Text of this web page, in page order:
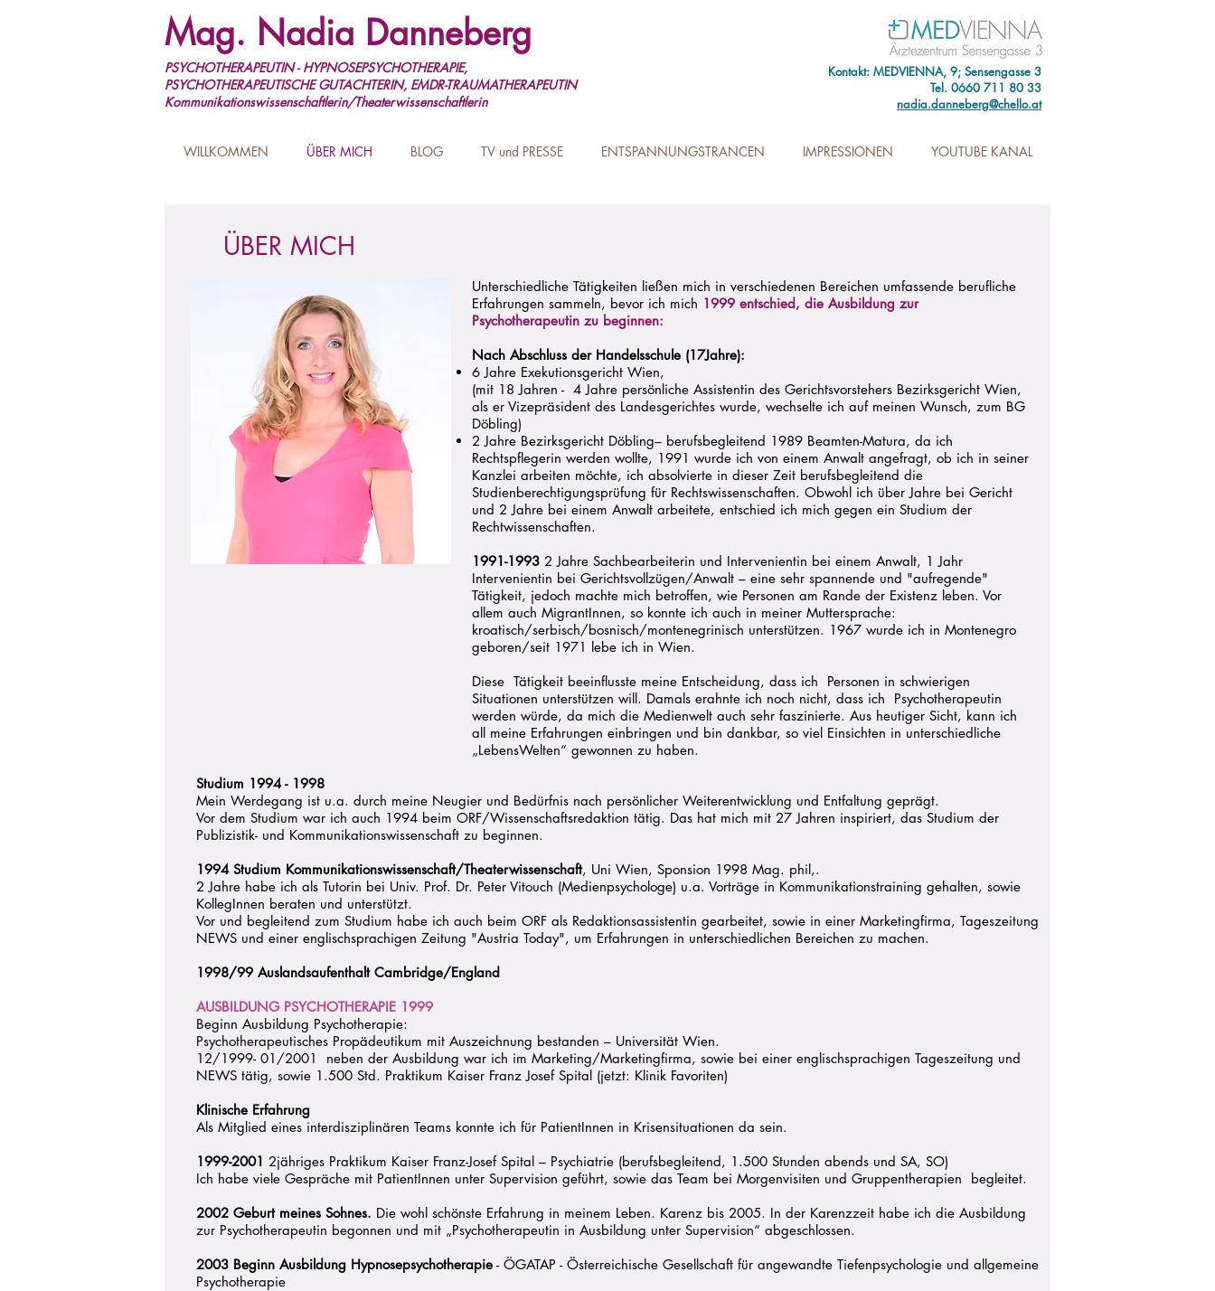
Mag. Nadia Danneberg
PSYCHOTHERAPEUTIN - HYPNOSEPSYCHOTHERAPIE,
PSYCHOTHERAPEUTISCHE GUTACHTERIN, EMDR-TRAUMATHERAPEUTIN
Kommunikationswissenschaftlerin/Theaterwissenschaftlerin
Kontakt: MEDVIENNA, 9; Sensengasse 3
Tel. 0660 711 80 33
nadia.danneberg@chello.at
WILLKOMMEN ÜBER MICH BLOG TV und PRESSE ENTSPANNUNGSTRANCEN IMPRESSIONEN YOUTUBE KANAL
ÜBER MICH
Unterschiedliche Tätigkeiten ließen mich in verschiedenen Bereichen umfassende berufliche
Erfahrungen sammeln, bevor ich mich 1999 entschied, die Ausbildung zur
Psychotherapeutin zu beginnen:
Nach Abschluss der Handelsschule (17Jahre):
6 Jahre Exekutionsgericht Wien,
(mit 18 Jahren - 4 Jahre persönliche Assistentin des Gerichtsvorstehers Bezirksgericht Wien,
als er Vizepräsident des Landesgerichtes wurde, wechselte ich auf meinen Wunsch, zum BG
Döbling)
2 Jahre Bezirksgericht Döbling– berufsbegleitend 1989 Beamten-Matura, da ich
Rechtspflegerin werden wollte, 1991 wurde ich von einem Anwalt angefragt, ob ich in seiner
Kanzlei arbeiten möchte, ich absolvierte in dieser Zeit berufsbegleitend die
Studienberechtigungsprüfung für Rechtswissenschaften. Obwohl ich über Jahre bei Gericht
und 2 Jahre bei einem Anwalt arbeitete, entschied ich mich gegen ein Studium der
Rechtwissenschaften.
1991-1993 2 Jahre Sachbearbeiterin und Intervenientin bei einem Anwalt, 1 Jahr
Intervenientin bei Gerichtsvollzügen/Anwalt – eine sehr spannende und "aufregende"
Tätigkeit, jedoch machte mich betroffen, wie Personen am Rande der Existenz leben. Vor
allem auch MigrantInnen, so konnte ich auch in meiner Muttersprache:
kroatisch/serbisch/bosnisch/montenegrinisch unterstützen. 1967 wurde ich in Montenegro
geboren/seit 1971 lebe ich in Wien.
Diese Tätigkeit beeinflusste meine Entscheidung, dass ich Personen in schwierigen
Situationen unterstützen will. Damals erahnte ich noch nicht, dass ich Psychotherapeutin
werden würde, da mich die Medienwelt auch sehr faszinierte. Aus heutiger Sicht, kann ich
all meine Erfahrungen einbringen und bin dankbar, so viel Einsichten in unterschiedliche
„LebensWelten“ gewonnen zu haben.
Studium 1994 - 1998
Mein Werdegang ist u.a. durch meine Neugier und Bedürfnis nach persönlicher Weiterentwicklung und Entfaltung geprägt.
Vor dem Studium war ich auch 1994 beim ORF/Wissenschaftsredaktion tätig. Das hat mich mit 27 Jahren inspiriert, das Studium der
Publizistik- und Kommunikationswissenschaft zu beginnen.
1994 Studium Kommunikationswissenschaft/Theaterwissenschaft, Uni Wien, Sponsion 1998 Mag. phil,.
2 Jahre habe ich als Tutorin bei Univ. Prof. Dr. Peter Vitouch (Medienpsychologe) u.a. Vorträge in Kommunikationstraining gehalten, sowie
KollegInnen beraten und unterstützt.
Vor und begleitend zum Studium habe ich auch beim ORF als Redaktionsassistentin gearbeitet, sowie in einer Marketingfirma, Tageszeitung
NEWS und einer englischsprachigen Zeitung "Austria Today", um Erfahrungen in unterschiedlichen Bereichen zu machen.
1998/99 Auslandsaufenthalt Cambridge/England
AUSBILDUNG PSYCHOTHERAPIE 1999
Beginn Ausbildung Psychotherapie:
Psychotherapeutisches Propädeutikum mit Auszeichnung bestanden – Universität Wien.
12/1999- 01/2001 neben der Ausbildung war ich im Marketing/Marketingfirma, sowie bei einer englischsprachigen Tageszeitung und
NEWS tätig, sowie 1.500 Std. Praktikum Kaiser Franz Josef Spital (jetzt: Klinik Favoriten)
Klinische Erfahrung
Als Mitglied eines interdisziplinären Teams konnte ich für PatientInnen in Krisensituationen da sein.
1999-2001 2jähriges Praktikum Kaiser Franz-Josef Spital – Psychiatrie (berufsbegleitend, 1.500 Stunden abends und SA, SO)
Ich habe viele Gespräche mit PatientInnen unter Supervision geführt, sowie das Team bei Morgenvisiten und Gruppentherapien begleitet.
2002 Geburt meines Sohnes. Die wohl schönste Erfahrung in meinem Leben. Karenz bis 2005. In der Karenzzeit habe ich die Ausbildung
zur Psychotherapeutin begonnen und mit „Psychotherapeutin in Ausbildung unter Supervision“ abgeschlossen.
2003 Beginn Ausbildung Hypnosepsychotherapie - ÖGATAP - Österreichische Gesellschaft für angewandte Tiefenpsychologie und allgemeine
Psychotherapie